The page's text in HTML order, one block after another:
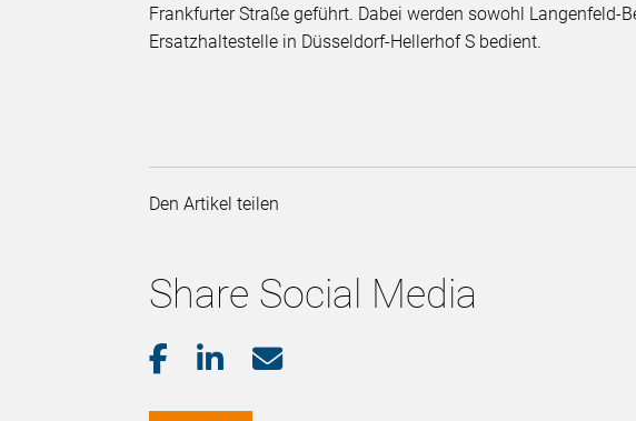
Frankfurter Straße geführt. Dabei werden sowohl Langenfeld-
Ersatzhaltestelle in Düsseldorf-Hellerhof S bedient.
Den Artikel teilen
Share Social Media